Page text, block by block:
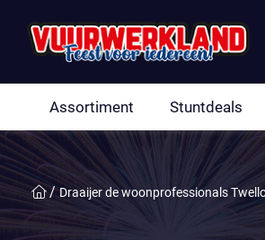
Assortiment Stuntdeals
Draaijer de woonprofessionals